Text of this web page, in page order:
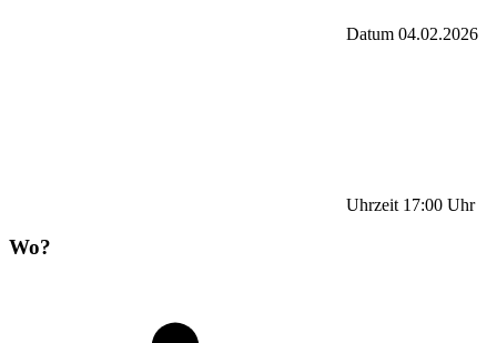
Datum 04.02.2026
Uhrzeit 17:00 Uhr
Wo?